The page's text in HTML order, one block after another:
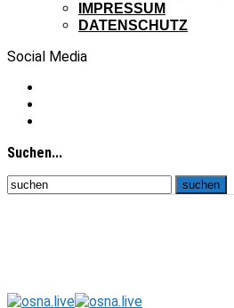
IMPRESSUM
DATENSCHUTZ
Social Media
Suchen...